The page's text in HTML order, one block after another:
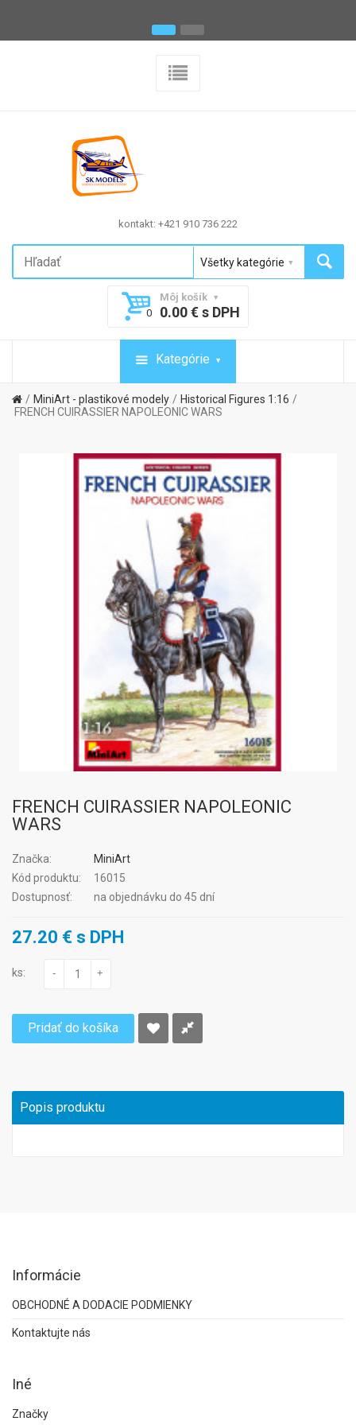
kontakt: +421 910 736 222
Môj košík
0
0.00 € s DPH
Kategórie
MiniArt - plastikové modely
Historical Figures 1:16
FRENCH CUIRASSIER NAPOLEONIC WARS
FRENCH CUIRASSIER NAPOLEONIC
WARS
Značka:
MiniArt
Kód produktu:
16015
Dostupnosť:
na objednávku do 45 dní
27.20 € s DPH
ks: - +
Pridať do košíka
Popis produktu
Informácie
OBCHODNÉ A DODACIE PODMIENKY
Kontaktujte nás
Iné
Značky